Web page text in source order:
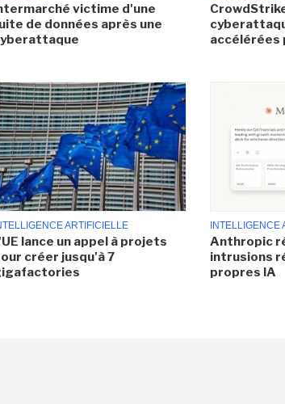
victime d'une
de données après une
accélérées
ARTIFICIELLE
lance un appel à projets
créer jusqu'à 7
INTELLIGENCE
Anthropic
intrusions
propres IA